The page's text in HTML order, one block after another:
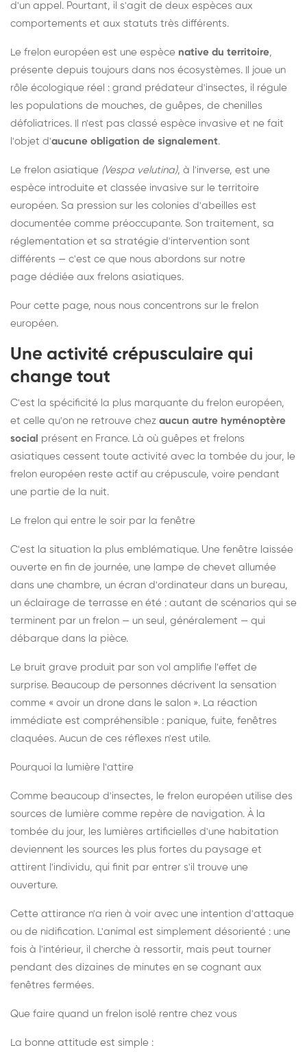
d'un appel. Pourtant, il s'agit de deux espèces aux
comportements et aux statuts très différents.
Le frelon européen est une espèce native du territoire,
présente depuis toujours dans nos écosystèmes. Il joue un
rôle écologique réel : grand prédateur d'insectes, il régule
les populations de mouches, de guêpes, de chenilles
défoliatrices. Il n'est pas classé espèce invasive et ne fait
l'objet d'aucune obligation de signalement.
Le frelon asiatique (Vespa velutina), à l'inverse, est une
espèce introduite et classée invasive sur le territoire
européen. Sa pression sur les colonies d'abeilles est
documentée comme préoccupante. Son traitement, sa
réglementation et sa stratégie d'intervention sont
différents — c'est ce que nous abordons sur notre
page dédiée aux frelons asiatiques.
Pour cette page, nous nous concentrons sur le frelon
européen.
Une activité crépusculaire qui
change tout
C'est la spécificité la plus marquante du frelon européen,
et celle qu'on ne retrouve chez aucun autre hyménoptère
social présent en France. Là où guêpes et frelons
asiatiques cessent toute activité avec la tombée du jour, le
frelon européen reste actif au crépuscule, voire pendant
une partie de la nuit.
Le frelon qui entre le soir par la fenêtre
C'est la situation la plus emblématique. Une fenêtre laissée
ouverte en fin de journée, une lampe de chevet allumée
dans une chambre, un écran d'ordinateur dans un bureau,
un éclairage de terrasse en été : autant de scénarios qui se
terminent par un frelon — un seul, généralement — qui
débarque dans la pièce.
Le bruit grave produit par son vol amplifie l'effet de
surprise. Beaucoup de personnes décrivent la sensation
comme « avoir un drone dans le salon ». La réaction
immédiate est compréhensible : panique, fuite, fenêtres
claquées. Aucun de ces réflexes n'est utile.
Pourquoi la lumière l'attire
Comme beaucoup d'insectes, le frelon européen utilise des
sources de lumière comme repère de navigation. À la
tombée du jour, les lumières artificielles d'une habitation
deviennent les sources les plus fortes du paysage et
attirent l'individu, qui finit par entrer s'il trouve une
ouverture.
Cette attirance n'a rien à voir avec une intention d'attaque
ou de nidification. L'animal est simplement désorienté : une
fois à l'intérieur, il cherche à ressortir, mais peut tourner
pendant des dizaines de minutes en se cognant aux
fenêtres fermées.
Que faire quand un frelon isolé rentre chez vous
La bonne attitude est simple :